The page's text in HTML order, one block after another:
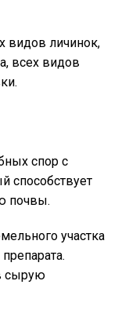
видов личинок,
всех видов
спор с
способствует
почвы.
участка
сырую